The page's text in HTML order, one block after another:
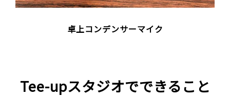
卓上コンデンサーマイク
Tee-upスタジオでできること